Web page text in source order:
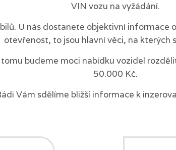
VIN vozu na vyžádání.
U nás dostanete objektivní
otevřenost, to jsou hlavní věci, na kterých
budeme moci nabídku vozidel
50.000 Kč.
Vám sdělíme bližší informace k